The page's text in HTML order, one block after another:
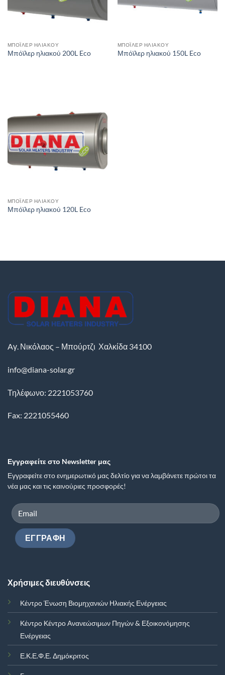
ΜΠΌΪΛΕΡ ΗΛΙΑΚΟΎ
Μπόϊλερ ηλιακού 200L Eco
ΜΠΌΪΛΕΡ ΗΛΙΑΚΟΎ
Μπόϊλερ ηλιακού 150L Eco
ΜΠΌΪΛΕΡ ΗΛΙΑΚΟΎ
Μπόϊλερ ηλιακού 120L Eco
Aγ. Νικόλαος – Μπούρτζι Χαλκίδα 34100
info@diana-solar.gr
Τηλέφωνο: 2221053760
Fax: 2221055460
Εγγραφείτε στο Newsletter μας
Εγγραφείτε στο ενημερωτικό μας δελτίο για να λαμβάνετε πρώτοι τα
νέα μας και τις καινούριες προσφορές!
Χρήσιμες διευθύνσεις
Κέντρο Ένωση Βιομηχανιών Ηλιακής Ενέργειας
Κέντρο Κέντρο Ανανεώσιμων Πηγών & Εξοικονόμησης
Ενέργειας
Ε.Κ.Ε.Φ.Ε. Δημόκριτος